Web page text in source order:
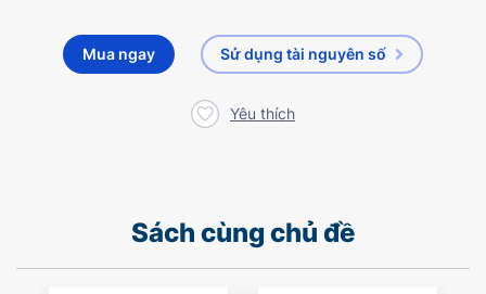
Mua ngay Sử dụng tài nguyên số
Yêu thích
Sách cùng chủ đề